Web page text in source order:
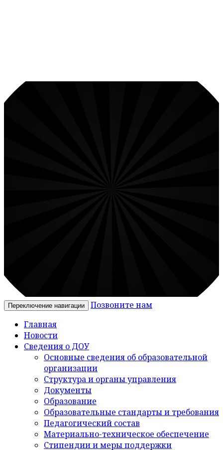
Переключение навигации
Позвоните нам
Главная
Новости
Сведения о ДОУ
Основные сведения об образовательной
организации
Структура и органы управления
Документы
Образование
Образовательные стандарты и требования
Педагогический состав
Материально-техническое обеспечение
Стипендии и меры поддержки